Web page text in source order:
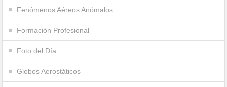
Fenómenos Aéreos Anómalos
Formación Profesional
Foto del Día
Globos Aerostáticos